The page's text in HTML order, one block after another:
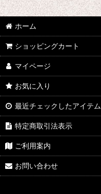
地縛少年花子くん
ゾンビランドサガ
ジョジョの奇妙な冒険
さばげぶっ!
スーパーマリオブラザーズ
食戟のソーマ
サンタ コスプレ衣装
四月は君の嘘
ホーム
ショッピングカート
マイページ
お気に入り
最近チェックしたアイテム
特定商取引法表示
ご利用案内
お問い合わせ